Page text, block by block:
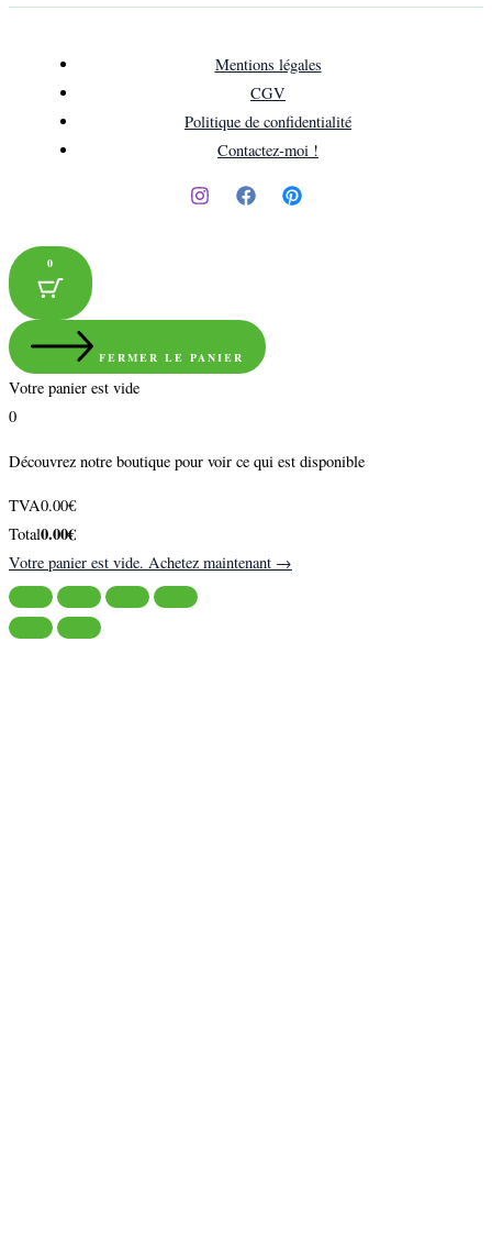
Mentions légales
CGV
Politique de confidentialité
Contactez-moi !
0
FERMER LE PANIER
Votre panier est vide
0
Découvrez notre boutique pour voir ce qui est disponible
Montant
de
la
taxe:
TVA0.00€
Total
du
panier:
Total0.00€
Votre panier est vide. Achetez maintenant →